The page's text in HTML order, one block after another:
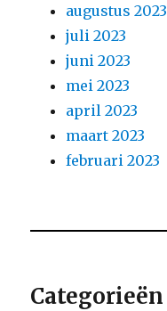
augustus 2023
juli 2023
juni 2023
mei 2023
april 2023
maart 2023
februari 2023
Categorieën